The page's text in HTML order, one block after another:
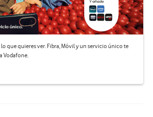
que quieres ver. Fibra, Móvil y un servicio único te
Vodafone.